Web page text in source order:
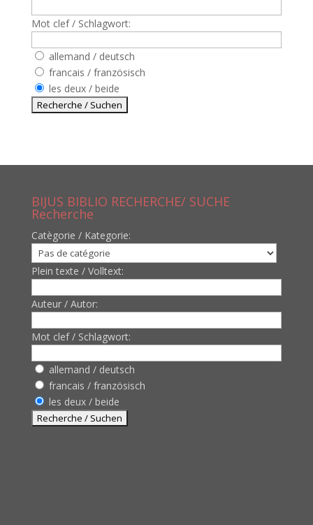
Mot clef / Schlagwort:
allemand / deutsch
francais / französisch
les deux / beide
BIJUS BIBLIO RECHERCHE/ SUCHE
Recherche
Catègorie / Kategorie:
Plein texte / Volltext:
Auteur / Autor:
Mot clef / Schlagwort:
allemand / deutsch
francais / französisch
les deux / beide